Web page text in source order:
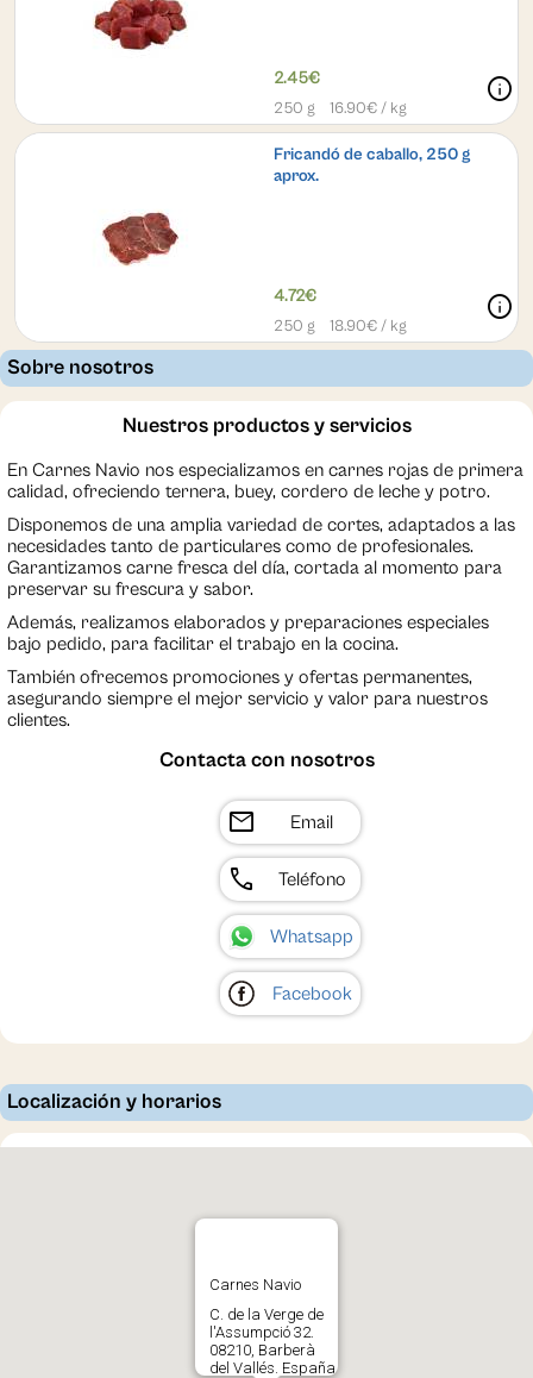
2.45€
250 g 16.90€ / kg
info
Fricandó de caballo, 250 g
aprox.
4.72€
250 g 18.90€ / kg
info
Sobre nosotros
Nuestros productos y servicios
En Carnes Navio nos especializamos en carnes rojas de primera
calidad, ofreciendo ternera, buey, cordero de leche y potro.
Disponemos de una amplia variedad de cortes, adaptados a las
necesidades tanto de particulares como de profesionales.
Garantizamos carne fresca del día, cortada al momento para
preservar su frescura y sabor.
Además, realizamos elaborados y preparaciones especiales
bajo pedido, para facilitar el trabajo en la cocina.
También ofrecemos promociones y ofertas permanentes,
asegurando siempre el mejor servicio y valor para nuestros
clientes.
Contacta con nosotros
mail Email
call Teléfono
Whatsapp
Facebook
Localización y horarios
Carnes Navio
C. de la Verge de
l'Assumpció 32.
08210, Barberà
del Vallés. España